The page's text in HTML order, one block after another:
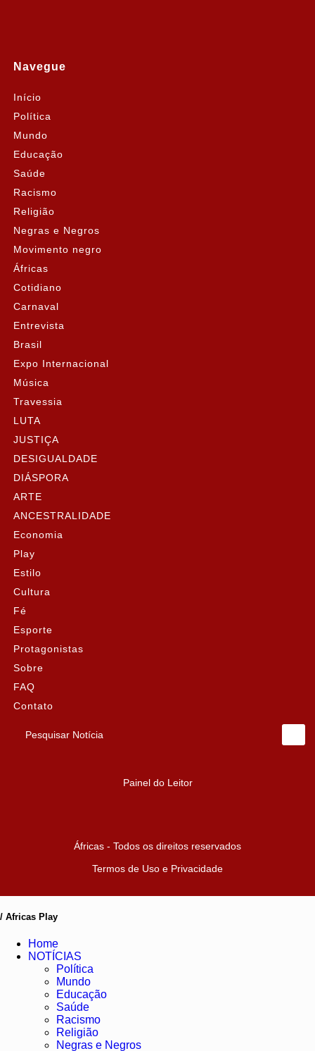
Navegue
Início
Política
Mundo
Educação
Saúde
Racismo
Religião
Negras e Negros
Movimento negro
Áfricas
Cotidiano
Carnaval
Entrevista
Brasil
Expo Internacional
Música
Travessia
LUTA
JUSTIÇA
DESIGUALDADE
DIÁSPORA
ARTE
ANCESTRALIDADE
Economia
Play
Estilo
Cultura
Fé
Esporte
Protagonistas
Sobre
FAQ
Contato
Pesquisar Notícia
Painel do Leitor
Áfricas - Todos os direitos reservados
Termos de Uso e Privacidade
/ Africas Play
Home
NOTÍCIAS
Política
Mundo
Educação
Saúde
Racismo
Religião
Negras e Negros